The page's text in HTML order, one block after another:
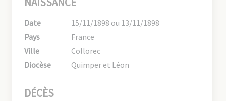
Date
15/11/1898 ou 13/11/1898
Pays
France
Ville
Collorec
Diocèse
Quimper et Léon
DÉCÈS